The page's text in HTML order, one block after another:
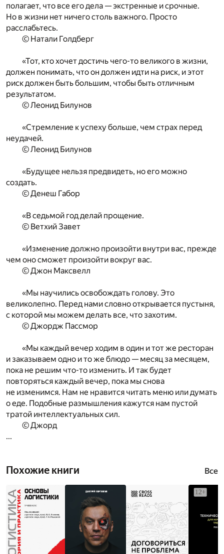
полагает, что все его дела — экстренные и срочные.
Но в жизни нет ничего столь важного. Просто
расслабьтесь.
© Натали Голдберг
«Тот, кто хочет достичь чего-то великого в жизни,
должен понимать, что он должен идти на риск, и этот
риск должен быть большим, чтобы быть отличным
результатом.
© Леонид Билунов
«Стремление к успеху больше, чем страх перед
неудачей.
© Леонид Билунов
«Будущее нельзя предвидеть, но его можно
создать.
© Денеш Габор
«В седьмой год делай прощение.
© Ветхий Завет
«Изменение должно произойти внутри вас, прежде
чем оно сможет произойти вокруг вас.
© Джон Максвелл
«Мы научились освобождать голову. Это
великолепно. Перед нами словно открывается пустыня,
с которой мы можем делать все, что захотим.
© Джордж Пассмор
«Мы каждый вечер ходим в один и тот же ресторан
и заказываем одно и то же блюдо — месяц за месяцем,
пока не решим что-то изменить. И так будет
повторяться каждый вечер, пока мы снова
не изменимся. Нам не нравится читать меню или думать
о еде. Подобные размышления кажутся нам пустой
тратой интеллектуальных сил.
© Джорд
...
Похожие книги Все